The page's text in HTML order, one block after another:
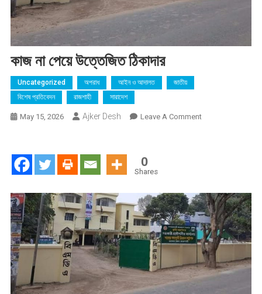
কাজ না পেয়ে উত্তেজিত ঠিকাদার
Uncategorized অপরাধ আইন ও আদালত
জাতীয়
বিশেষ প্রতিবেদন
রাজশাহী সারাদেশ
May 15, 2026 Ajker Desh Leave A CommentOn
0
Shares